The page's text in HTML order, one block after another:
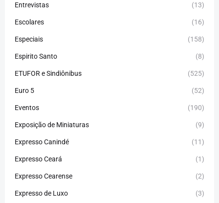
Entrevistas (13)
Escolares (16)
Especiais (158)
Espirito Santo (8)
ETUFOR e Sindiônibus (525)
Euro 5 (52)
Eventos (190)
Exposição de Miniaturas (9)
Expresso Canindé (11)
Expresso Ceará (1)
Expresso Cearense (2)
Expresso de Luxo (3)